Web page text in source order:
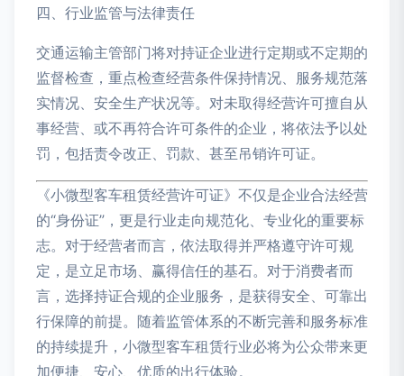
四、行业监管与法律责任
交通运输主管部门将对持证企业进行定期或不定期的
监督检查，重点检查经营条件保持情况、服务规范落
实情况、安全生产状况等。对未取得经营许可擅自从
事经营、或不再符合许可条件的企业，将依法予以处
罚，包括责令改正、罚款、甚至吊销许可证。
《小微型客车租赁经营许可证》不仅是企业合法经营
的“身份证”，更是行业走向规范化、专业化的重要标
志。对于经营者而言，依法取得并严格遵守许可规
定，是立足市场、赢得信任的基石。对于消费者而
言，选择持证合规的企业服务，是获得安全、可靠出
行保障的前提。随着监管体系的不断完善和服务标准
的持续提升，小微型客车租赁行业必将为公众带来更
加便捷、安心、优质的出行体验。